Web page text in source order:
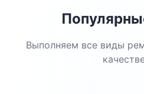
Выполняем все виды